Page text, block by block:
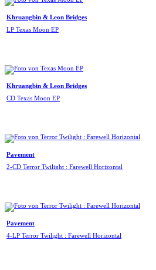
Khruangbin & Leon Bridges
LP Texas Moon EP
Khruangbin & Leon Bridges
CD Texas Moon EP
Pavement
2-CD Terror Twilight : Farewell Horizontal
Pavement
4-LP Terror Twilight : Farewell Horizontal